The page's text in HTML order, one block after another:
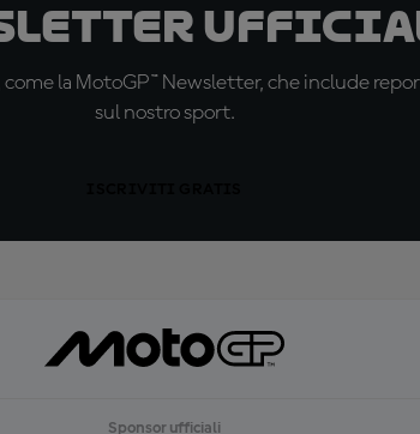
la MotoGP™ Newsletter, che include
sul nostro sport.
Sponsor ufficiali